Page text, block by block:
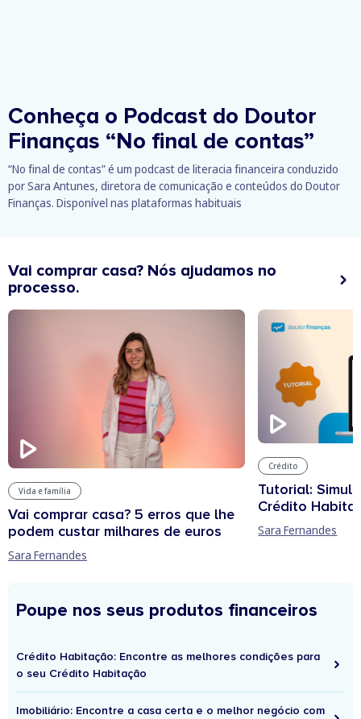
Conheça o Podcast do Doutor
Finanças “No final de contas”
“No final de contas” é um podcast de literacia financeira conduzido
por Sara Antunes, diretora de comunicação e conteúdos do Doutor
Finanças. Disponível nas plataformas habituais
Vai comprar casa? Nós ajudamos no
processo.
Vida e família
Vai comprar casa? 5 erros que lhe
podem custar milhares de euros
Sara Fernandes
Crédito
Tutorial:
Crédito
Sara Fernandes
Poupe nos seus produtos financeiros
Crédito Habitação: Encontre as melhores condições para
o seu Crédito Habitação
Imobiliário: Encontre a casa certa e o melhor negócio com